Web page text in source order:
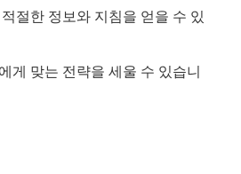
절한 정보와 지침을 얻을 수 있
게 맞는 전략을 세울 수 있습니